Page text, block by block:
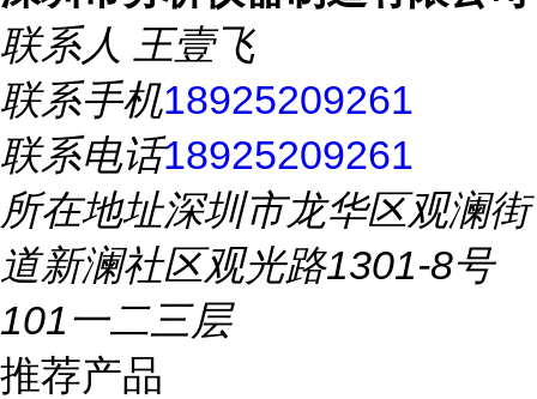
联系人 王壹飞
联系手机18925209261
联系电话18925209261
所在地址深圳市龙华区观澜街
道新澜社区观光路1301-8号
101一二三层
推荐产品